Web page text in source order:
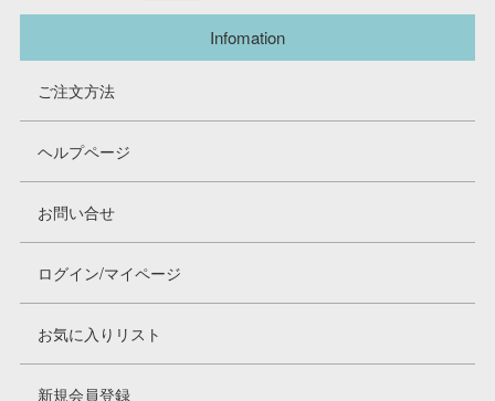
Infomation
ご注文方法
ヘルプページ
お問い合せ
ログイン/マイページ
お気に入りリスト
新規会員登録